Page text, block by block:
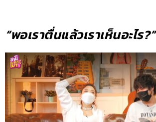
“พอเราตื่นแล้วเราเห็นอะไร?”